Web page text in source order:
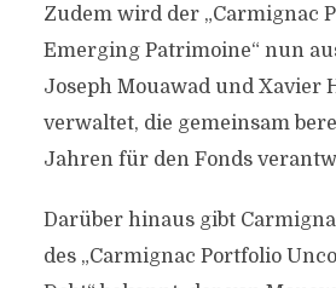
Zudem wird der „Carmignac
Emerging Patrimoine“ nun
Joseph Mouawad und Xavier
verwaltet, die gemeinsam
Jahren für den Fonds
Darüber hinaus gibt
des „Carmignac Portfolio